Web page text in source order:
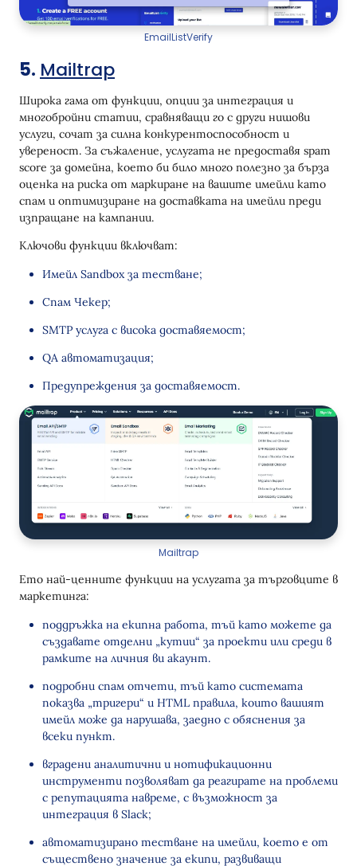
EmailListVerify
5. Mailtrap
Широка гама от функции, опции за интеграция и
многобройни статии, сравняващи го с други нишови
услуги, сочат за силна конкурентоспособност и
увереност. За съжаление, услугата не предоставя spam
score за домейна, което би било много полезно за бърза
оценка на риска от маркиране на вашите имейли като
спам и оптимизиране на доставката на имейли преди
изпращане на кампании.
Ключови функции включват:
Имейл Sandbox за тестване;
Спам Чекер;
SMTP услуга с висока доставяемост;
QA автоматизация;
Предупреждения за доставяемост.
Mailtrap
Ето най-ценните функции на услугата за търговците в
маркетинга:
поддръжка на екипна работа, тъй като можете да
създавате отделни „кутии“ за проекти или среди в
рамките на личния ви акаунт.
подробни спам отчети, тъй като системата
показва „тригери“ и HTML правила, които вашият
имейл може да нарушава, заедно с обяснения за
всеки пункт.
вградени аналитични и нотификационни
инструменти позволяват да реагирате на проблеми
с репутацията навреме, с възможност за
интеграция в Slack;
автоматизирано тестване на имейли, което е от
съществено значение за екипи, развиващи